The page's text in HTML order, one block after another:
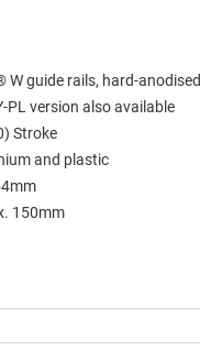
guide rails, hard-anodised
PL version also available
Stroke
and plastic
150mm